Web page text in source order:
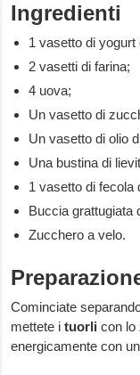
Ingredienti
1 vasetto di yogurt
2 vasetti di farina;
4 uova;
Un vasetto di
Un vasetto di olio
Una bustina di
1 vasetto di fecola
Buccia grattugiata
Zucchero a velo.
Cominciate
mettete ituorli con lo
energicamente con